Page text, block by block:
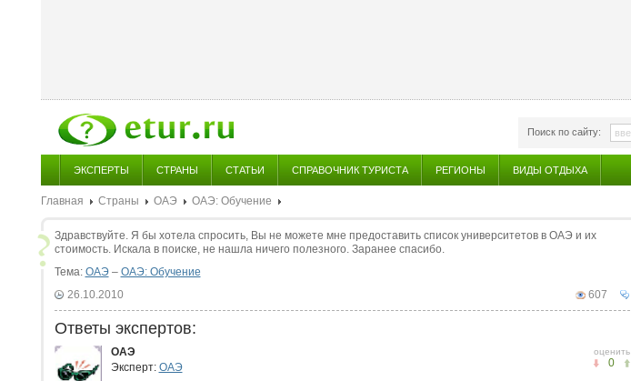
Поиск по сайту:
ЭКСПЕРТЫ СТРАНЫ СТАТЬИ СПРАВОЧНИК ТУРИСТА РЕГИОНЫ ВИДЫ ОТДЫХА
Главная Страны ОАЭ ОАЭ: Обучение
Здравствуйте. Я бы хотела спросить, Вы не можете мне предоставить список университетов в ОАЭ и их
стоимость. Искала в поиске, не нашла ничего полезного. Заранее спасибо.
Тема: ОАЭ– ОАЭ: Обучение
607
26.10.2010
Ответы экспертов:
оценить
0
ОАЭ
Эксперт: ОАЭ